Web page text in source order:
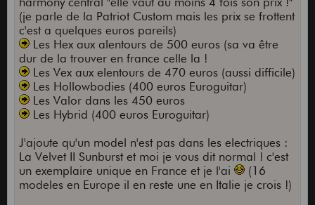
(je parle de la Patriot Custom mais les prix se frottent
c'est a quelques euros pareils)
Les Hex aux alentours de 500 euros (sa va être
dur de la trouver en france celle la !
Les Vex aux elentours de 470 euros (aussi difficile)
Les Hollowbodies (400 euros Euroguitar)
Les Valor dans les 450 euros
Les Hybrid (400 euros Euroguitar)
J'ajoute qu'un model n'est pas dans les electriques :
La Velvet II Sunburst et moi je vous dit normal ! c'est
un exemplaire unique en France et je l'ai
(16
modeles en Europe il en reste une en Italie je crois !)